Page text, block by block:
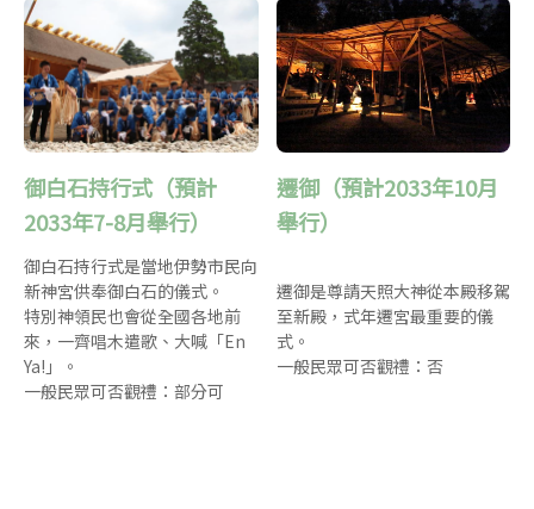
御白石持行式（預計
2033年7-8月舉行）
御白石持行式是當地伊勢市民向
新神宮供奉御白石的儀式。
特別神領民也會從全國各地前
來，一齊唱木遣歌、大喊「En
Ya!」。
一般民眾可否觀禮：部分可
遷御（預計2033年10月
舉行）
遷御是尊請天照大神從本殿移駕
至新殿，式年遷宮最重要的儀
式。
一般民眾可否觀禮：否